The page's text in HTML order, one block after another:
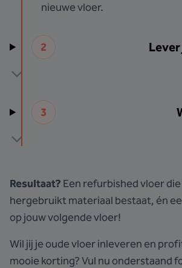
nieuwe vloer.
2 Lever
3
Resultaat? Een refurbished vloer
hergebruikt materiaal bestaat, én
op jouw volgende vloer!
Wil jij je oude vloer inleveren en
mooie korting? Vul nu onderstaand